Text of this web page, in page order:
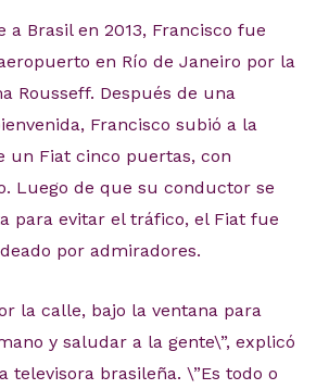
a Brasil en 2013, Francisco fue
en Río de Janeiro por la
Rousseff. Después de una
Francisco subió a la
un Fiat cinco puertas, con
Luego de que su conductor se
para evitar el tráfico, el Fiat fue
por admiradores.
la calle, bajo la ventana para
y saludar a la gente\”, explicó
televisora brasileña. \”Es todo o